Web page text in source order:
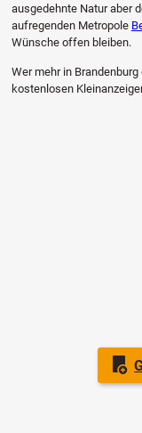
ausgedehnte Natur aber
aufregenden Metropole
Wünsche offen bleiben.
Wer mehr in
kostenlosen